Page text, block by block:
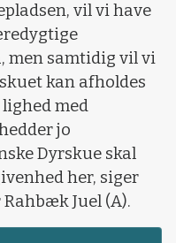
vil vi have
men samtidig vil vi
kan afholdes
med
jo
Dyrskue skal
her, siger
Juel (A).